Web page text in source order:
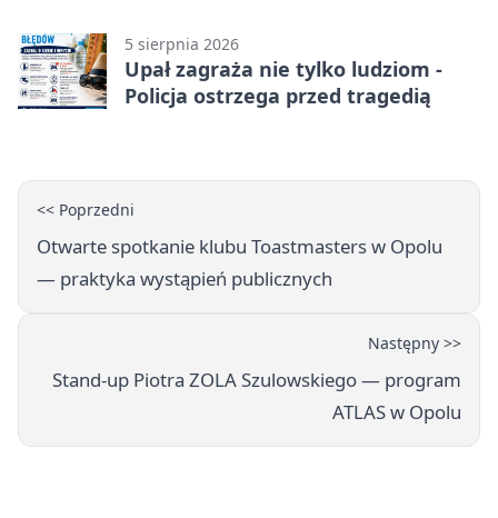
5 sierpnia 2026
Upał zagraża nie tylko ludziom -
Policja ostrzega przed tragedią
<< Poprzedni
Otwarte spotkanie klubu Toastmasters w Opolu
— praktyka wystąpień publicznych
Następny >>
Stand-up Piotra ZOLA Szulowskiego — program
ATLAS w Opolu